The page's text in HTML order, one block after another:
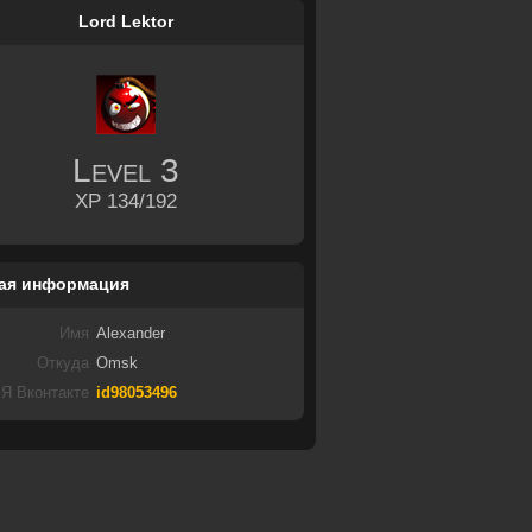
Lord Lektor
Level 3
XP 134/192
информация
Имя Alexander
Откуда Omsk
Я Вконтакте id98053496